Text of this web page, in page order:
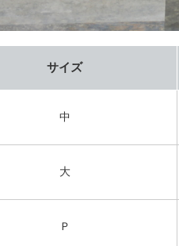
サイズ
中
大
Ｐ